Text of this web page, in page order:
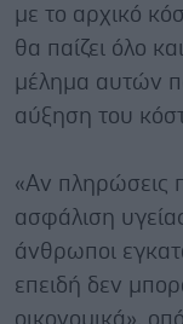
με το αρχικό
θα παίζει όλο
μέλημα αυτών
αύξηση του
«Αν πληρώσεις
ασφάλιση
άνθρωποι
επειδή δεν
οικονομικά»,